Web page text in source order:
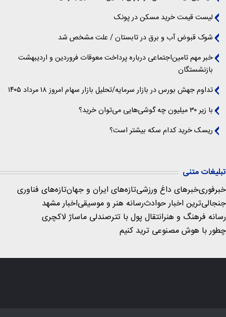
لیست قیمت خرید مسکن در پونک
شوک قبوض آب و برق در تابستان / علت مشخص شد
خبر مهم تامین‌اجتماعی درباره پرداخت معوقات فروردین و اردیبهشت
بازنشستگان
تداوم جهش بورس در بازار سرمایه/تحلیل بازار سهام امروز ۱۸ مرداد ۱۴۰۵
با زیر ۳۰ میلیون چه گوشی‌هایی می‌توان خرید؟
ریسک خرید کدام سکه بیشتر است؟
تبلیغات متنی
خبرفوریخبرهای داغ ورزشیتازه‌های ایران و جهانتازه‌های فناوری
جنجالی‌ترین اخبار حوادثرسانه هنر و موسیقیاخبار مشهد
رسانه فرهنگ و هنرانتقال پول با تترصندلی ماساژ لاکچری
چطور با هوش مصنوعی ترید کنیم